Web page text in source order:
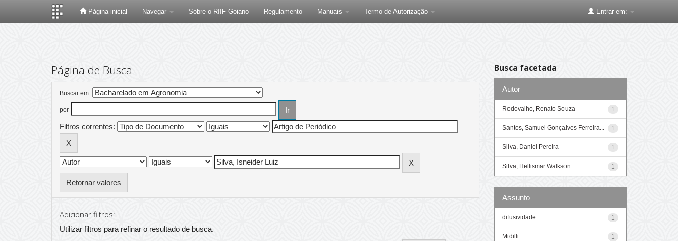
Página inicial Navegar Sobre o RIIF Goiano Regulamento Manuais Termo de Autorização Entrar em:
Página de Busca
Buscar em:
por
Filtros correntes:
Retornar valores
Adicionar filtros:
Utilizar filtros para refinar o resultado de busca.
Busca facetada
Autor
1
Rodovalho, Renato Souza
1
Santos, Samuel Gonçalves Ferreira...
1
Silva, Daniel Pereira
1
Silva, Hellismar Walkson
Assunto
1
difusividade
1
Midilli